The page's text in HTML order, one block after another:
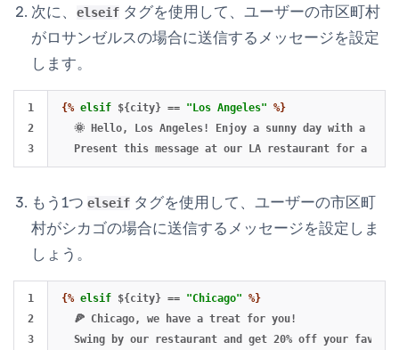
次に、 elseif タグを使用して、ユーザーの市区町村
がロサンゼルスの場合に送信するメッセージを設定
します。
1
2
{% elsif ${city} == "Los Angeles" %}
🌞 Hello, Los Angeles! Enjoy a sunny day with a
もう1つ elseif タグを使用して、ユーザーの市区町
村がシカゴの場合に送信するメッセージを設定しま
しょう。
1
2
3
{% elsif ${city} == "Chicago" %}
  🍕 Chicago, we have a treat for you!
Swing by our restaurant and get 20% off your